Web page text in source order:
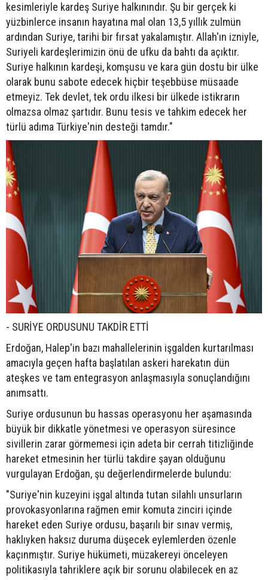
kesimleriyle kardeş Suriye halkınındır. Şu bir gerçek ki
yüzbinlerce insanın hayatına mal olan 13,5 yıllık zulmün
ardından Suriye, tarihi bir fırsat yakalamıştır. Allah'ın izniyle,
Suriyeli kardeşlerimizin önü de ufku da bahtı da açıktır.
Suriye halkının kardeşi, komşusu ve kara gün dostu bir ülke
olarak bunu sabote edecek hiçbir teşebbüse müsaade
etmeyiz. Tek devlet, tek ordu ilkesi bir ülkede istikrarın
olmazsa olmaz şartıdır. Bunu tesis ve tahkim edecek her
türlü adıma Türkiye'nin desteği tamdır."
- SURİYE ORDUSUNU TAKDİR ETTİ
Erdoğan, Halep'in bazı mahallelerinin işgalden kurtarılması
amacıyla geçen hafta başlatılan askeri harekatın dün
ateşkes ve tam entegrasyon anlaşmasıyla sonuçlandığını
anımsattı.
Suriye ordusunun bu hassas operasyonu her aşamasında
büyük bir dikkatle yönetmesi ve operasyon süresince
sivillerin zarar görmemesi için adeta bir cerrah titizliğinde
hareket etmesinin her türlü takdire şayan olduğunu
vurgulayan Erdoğan, şu değerlendirmelerde bulundu:
"Suriye'nin kuzeyini işgal altında tutan silahlı unsurların
provokasyonlarına rağmen emir komuta zinciri içinde
hareket eden Suriye ordusu, başarılı bir sınav vermiş,
haklıyken haksız duruma düşecek eylemlerden özenle
kaçınmıştır. Suriye hükümeti, müzakereyi önceleyen
politikasıyla tahriklere açık bir sorunu olabilecek en az